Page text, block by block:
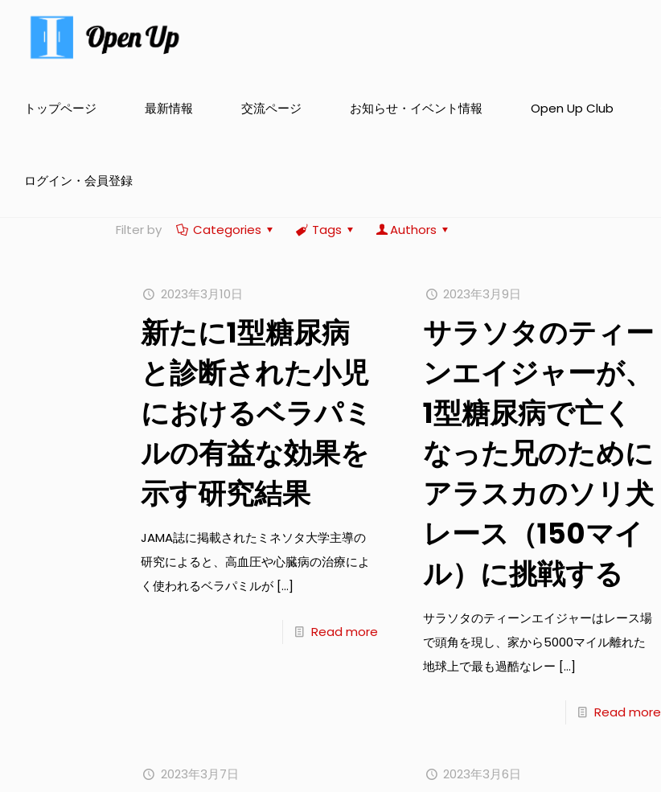
トップページ 最新情報 交流ページ お知らせ・イベント情報 Open Up Club
ログイン・会員登録
Filter by Categories Tags Authors
2023年3月10日
新たに1型糖尿病
と診断された小児
におけるベラパミ
ルの有益な効果を
示す研究結果
JAMA誌に掲載されたミネソタ大学主導の
研究によると、高血圧や心臓病の治療によ
く使われるベラパミルが[…]
Read more
2023年3月9日
サラソタのティー
ンエイジャーが、
1型糖尿病で亡く
なった兄のために
アラスカのソリ犬
レース（150マイ
ル）に挑戦する
サラソタのティーンエイジャーはレース場
で頭角を現し、家から5000マイル離れた
地球上で最も過酷なレー […]
Read more
2023年3月7日 2023年3月6日